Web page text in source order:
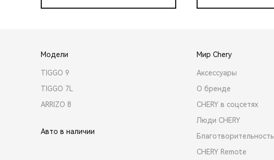
Модели
TIGGO 9
TIGGO 7L
ARRIZO 8
Авто в наличии
Мир Chery
Аксессуары
О бренде
CHERY в соцсетях
Люди CHERY
Благотворительность
CHERY Remote